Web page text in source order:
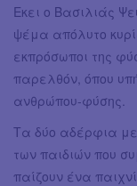
Εκει ο Βασιλιάς
ψέμα απόλυτο
εκπρόσωποι της
παρελθόν, όπου
ανθρώπου-φύσης.
Τα δύο αδέρφια με
των παιδιών που
παίζουν ένα